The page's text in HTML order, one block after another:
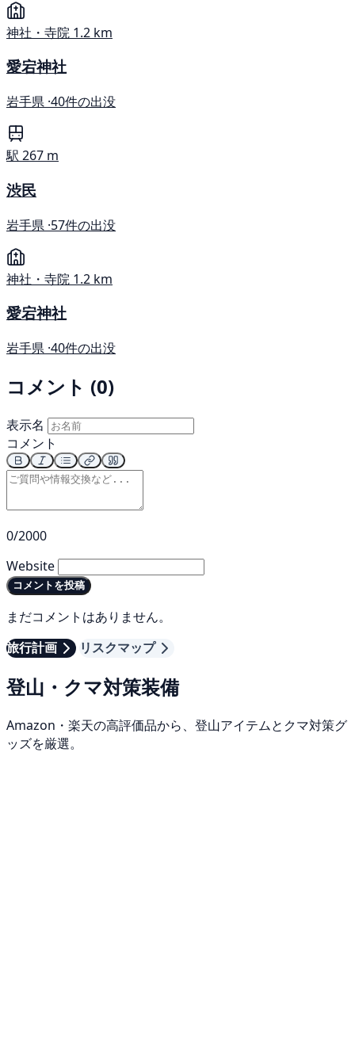
神社・寺院 1.2 km
愛宕神社
岩手県 ·40件の出没
駅 267 m
渋民
岩手県 ·57件の出没
神社・寺院 1.2 km
愛宕神社
岩手県 ·40件の出没
コメント (0)
表示名
コメント
0/2000
Website
コメントを投稿
まだコメントはありません。
旅行計画
リスクマップ
登山・クマ対策装備
Amazon・楽天の高評価品から、登山アイテムとクマ対策グ
ッズを厳選。